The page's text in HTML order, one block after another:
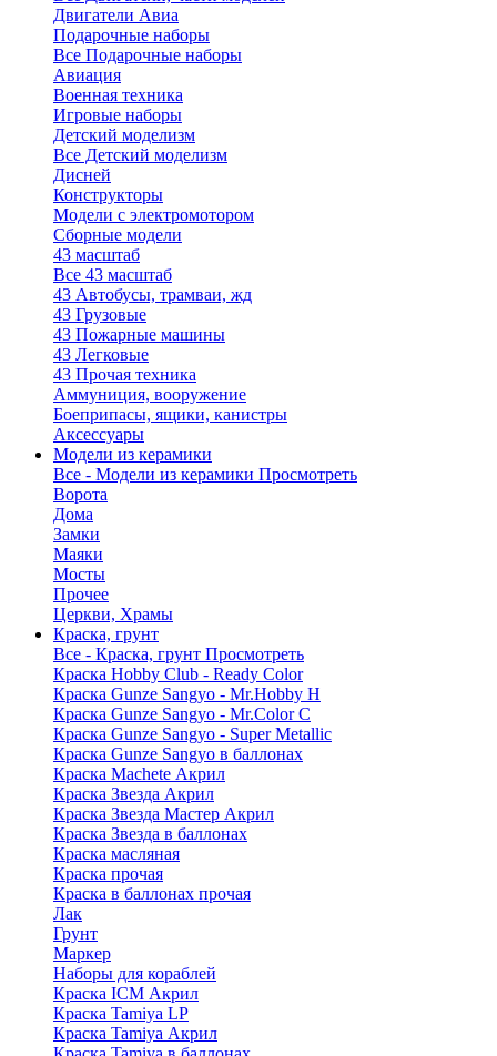
Двигатели Авиа
Подарочные наборы
Все Подарочные наборы
Авиация
Военная техника
Игровые наборы
Детский моделизм
Все Детский моделизм
Дисней
Конструкторы
Модели с электромотором
Сборные модели
43 масштаб
Все 43 масштаб
43 Автобусы, трамваи, жд
43 Грузовые
43 Пожарные машины
43 Легковые
43 Прочая техника
Аммуниция, вооружение
Боеприпасы, ящики, канистры
Аксессуары
Модели из керамики
Все - Модели из керамики Просмотреть
Ворота
Дома
Замки
Маяки
Мосты
Прочее
Церкви, Храмы
Краска, грунт
Все - Краска, грунт Просмотреть
Краска Hobby Club - Ready Color
Краска Gunze Sangyo - Mr.Hobby H
Краска Gunze Sangyo - Mr.Color C
Краска Gunze Sangyo - Super Metallic
Краска Gunze Sangyo в баллонах
Краска Machete Акрил
Краска Звезда Акрил
Краска Звезда Мастер Акрил
Краска Звезда в баллонах
Краска масляная
Краска прочая
Краска в баллонах прочая
Лак
Грунт
Маркер
Наборы для кораблей
Краска ICM Акрил
Краска Tamiya LP
Краска Tamiya Акрил